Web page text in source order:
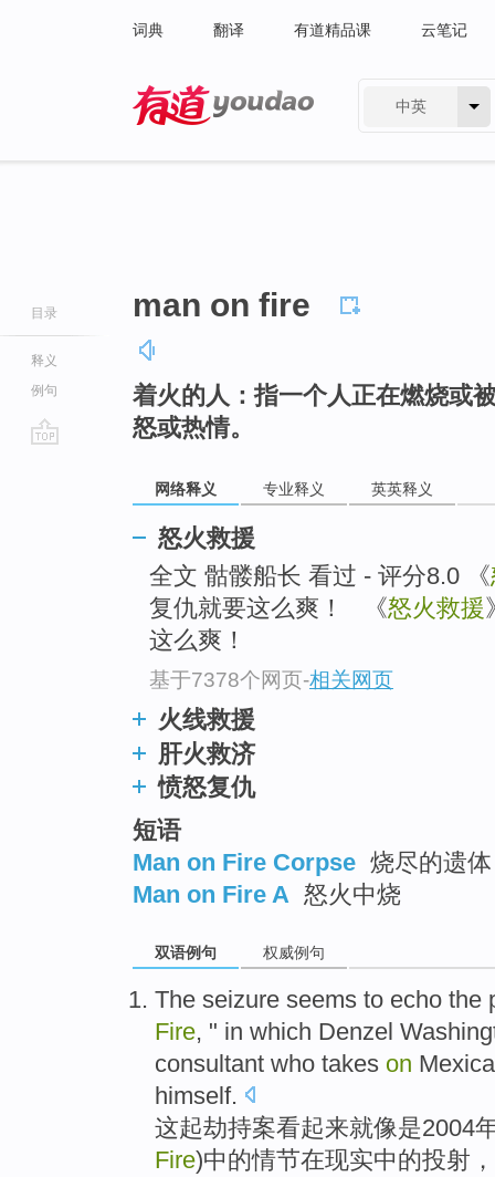
词典 翻译 有道精品课 云笔记
中英
目录
释义
例句
man on fire
着火的人：指一个人正在燃烧或
怒或热情。
网络释义 专业释义 英英释义
怒火救援
全文 骷髅船长 看过 - 评分8.0 《
复仇就要这么爽！ 《怒火救援
这么爽！
基于7378个网页-相关网页
火线救援
肝火救济
愤怒复仇
短语
Man on Fire Corpse 烧尽的遗体
Man on Fire A 怒火中烧
双语例句 权威例句
The seizure seems to echo the
Fire, " in which Denzel
consultant who takes on
himself.
这起劫持案看起来就像是2004
Fire)中的情节在现实中的投射，